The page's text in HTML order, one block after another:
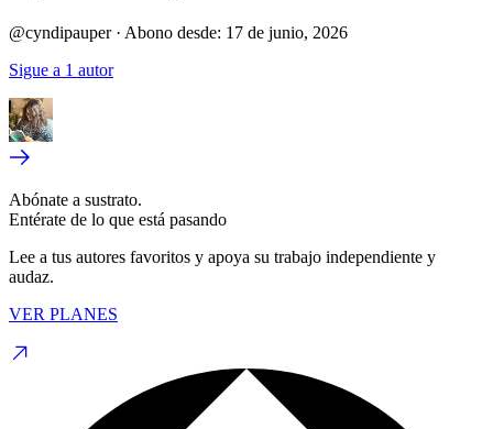
@cyndipauper · Abono desde: 17 de junio, 2026
Sigue a 1 autor
Abónate a sustrato.
Entérate de lo que está pasando
Lee a tus autores favoritos y apoya su trabajo independiente y
audaz.
VER PLANES